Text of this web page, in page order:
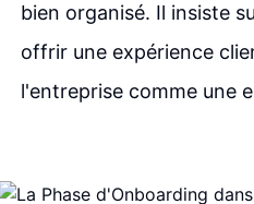
bien organisé. Il insiste
offrir une expérience
l'entreprise comme une